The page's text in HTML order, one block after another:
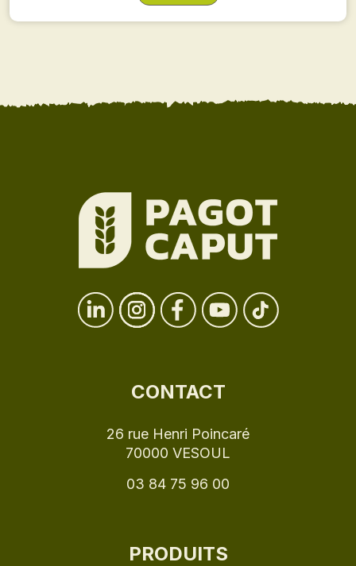
CONTACT
26 rue Henri Poincaré
70000 VESOUL
03 84 75 96 00
PRODUITS